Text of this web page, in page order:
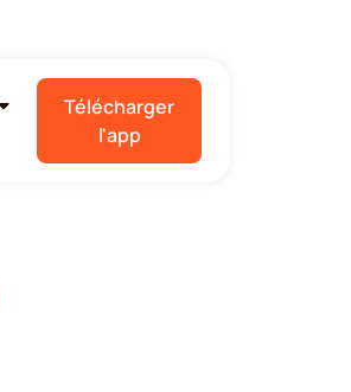
Télécharger
l'app